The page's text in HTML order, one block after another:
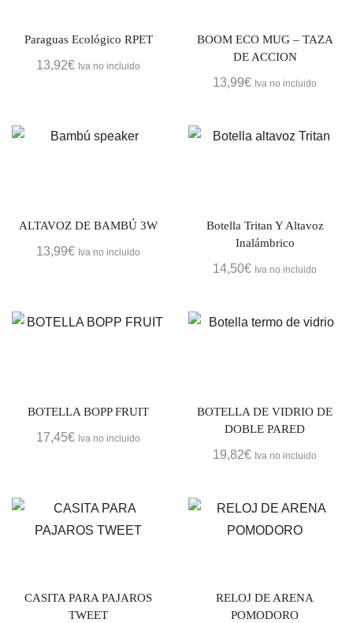
Paraguas Ecológico RPET
13,92€ Iva no incluido
BOOM ECO MUG – TAZA
DE ACCION
13,99€ Iva no incluido
ALTAVOZ DE BAMBÚ 3W
13,99€ Iva no incluido
Botella Tritan Y Altavoz
Inalámbrico
14,50€ Iva no incluido
BOTELLA BOPP FRUIT
17,45€ Iva no incluido
BOTELLA DE VIDRIO DE
DOBLE PARED
19,82€ Iva no incluido
CASITA PARA PAJAROS
TWEET
RELOJ DE ARENA
POMODORO